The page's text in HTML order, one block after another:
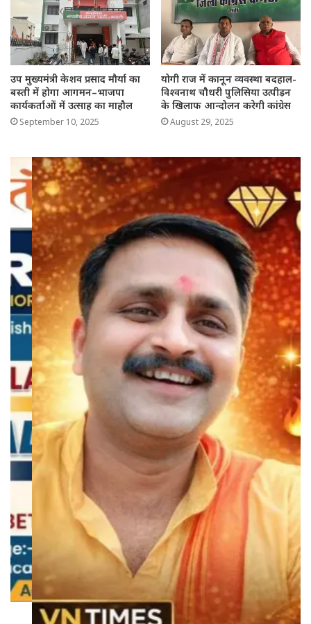
उप मुख्यमंत्री केशव प्रसाद मौर्या का
बस्ती में होगा आगमन–भाजपा
कार्यकर्ताओं में उत्साह का माहौल
September 10, 2025
योगी राज में कानून व्यवस्था बदहाल-
विश्वनाथ चौधरी पुलिसिया उत्पीड़न
के खिलाफ आन्दोलन करेगी कांग्रेस
August 29, 2025